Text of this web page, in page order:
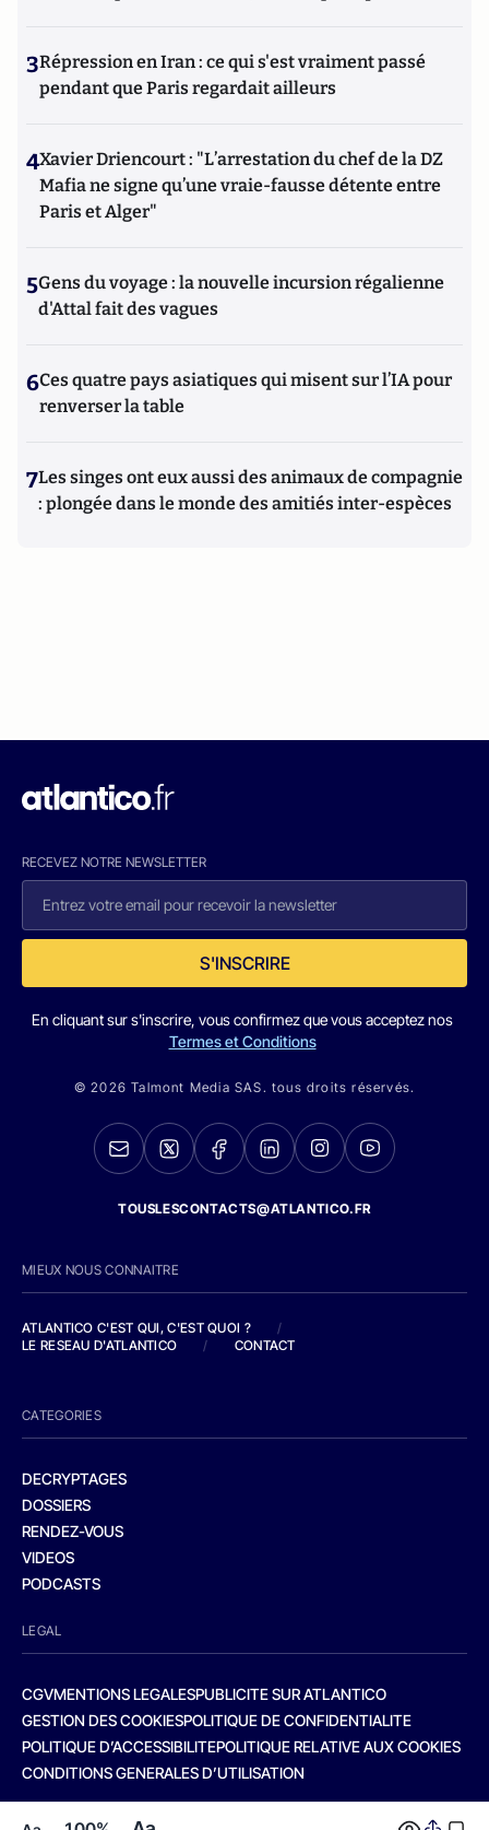
3Répression en Iran : ce qui s'est vraiment passé
pendant que Paris regardait ailleurs
4Xavier Driencourt : "L’arrestation du chef de la DZ
Mafia ne signe qu’une vraie-fausse détente entre
Paris et Alger"
5Gens du voyage : la nouvelle incursion régalienne
d'Attal fait des vagues
6Ces quatre pays asiatiques qui misent sur l’IA pour
renverser la table
7Les singes ont eux aussi des animaux de compagnie
: plongée dans le monde des amitiés inter-espèces
RECEVEZ NOTRE NEWSLETTER
S'INSCRIRE
En cliquant sur s'inscrire, vous confirmez que vous acceptez nos
Termes et Conditions
© 2026 Talmont Media SAS. tous droits réservés.
TOUSLESCONTACTS@ATLANTICO.FR
MIEUX NOUS CONNAITRE
ATLANTICO C'EST QUI, C'EST QUOI ?
/
LE RESEAU D'ATLANTICO
/ CONTACT
CATEGORIES
DECRYPTAGES
DOSSIERS
RENDEZ-VOUS
VIDEOS
PODCASTS
LEGAL
CGVMENTIONS LEGALESPUBLICITE SUR ATLANTICO
GESTION DES COOKIESPOLITIQUE DE CONFIDENTIALITE
POLITIQUE D’ACCESSIBILITEPOLITIQUE RELATIVE AUX COOKIES
CONDITIONS GENERALES D’UTILISATION